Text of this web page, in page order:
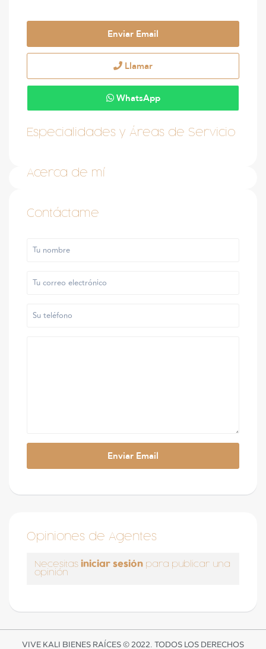
Enviar Email
Llamar
WhatsApp
Especialidades y Áreas de Servicio
Acerca de mí
Contáctame
Opiniones de Agentes
Necesitas iniciar sesión para publicar una
opinión
VIVE KALI BIENES RAÍCES © 2022. TODOS LOS DERECHOS